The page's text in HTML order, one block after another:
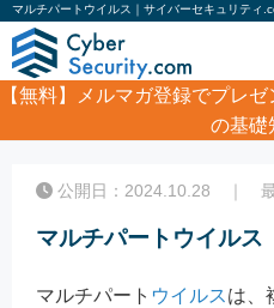
マルチパートウイルス｜サイバーセキュリティ
【無料】
メルマガ登録でプレ
の基礎
マルチパ
公開日：2024.10.28 ｜ 最
マルチパートウイルス
マルチパート ウイルスは、